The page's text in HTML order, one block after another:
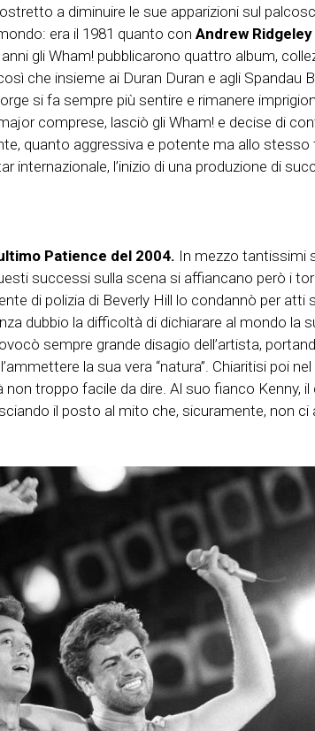
a diminuire le sue apparizioni sul
era il 1981 quanto con Andrew Ridgeley
gli Wham! pubblicarono quattro album,
che insieme ai Duran Duran e agli
si fa sempre più sentire e rimanere
comprese, lasciò gli Wham! e decise di
quanto aggressiva e potente ma allo
internazionale, l’inizio di una produzione di
Patience del 2004. In mezzo tantissimi
successi sulla scena si affiancano però i
di polizia di Beverly Hill lo condannò per
dubbio la difficoltà di dichiarare al mondo
sempre grande disagio dell’artista,
la sua vera “natura”. Chiaritisi poi
troppo facile da dire. Al suo fianco
il posto al mito che, sicuramente, non ci